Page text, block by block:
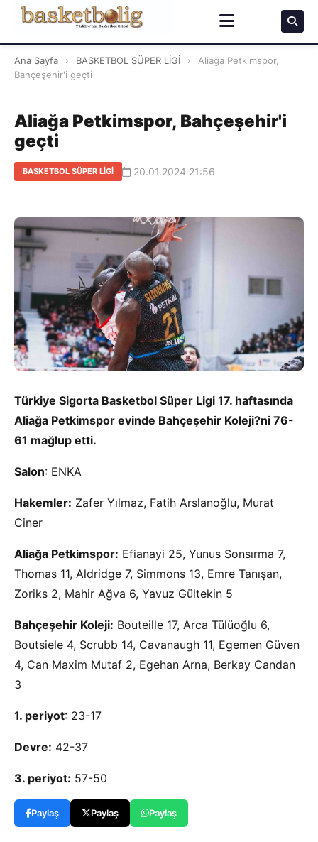
Ana Sayfa › BASKETBOL SÜPER LİGİ ›
Aliağa Petkimspor,
Bahçeşehir'i geçti
Aliağa Petkimspor, Bahçeşehir'i
geçti
BASKETBOL SÜPER LİGİ 20.01.2024 21:56
Türkiye Sigorta Basketbol Süper Ligi 17. haftasında
Aliağa Petkimspor evinde Bahçeşehir Koleji?ni 76-
61 mağlup etti.
Salon: ENKA
Hakemler: Zafer Yılmaz, Fatih Arslanoğlu, Murat
Ciner
Aliağa Petkimspor: Efianayi 25, Yunus Sonsırma 7,
Thomas 11, Aldridge 7, Simmons 13, Emre Tanışan,
Zoriks 2, Mahir Ağva 6, Yavuz Gültekin 5
Bahçeşehir Koleji: Bouteille 17, Arca Tülüoğlu 6,
Boutsiele 4, Scrubb 14, Cavanaugh 11, Egemen Güven
4, Can Maxim Mutaf 2, Egehan Arna, Berkay Candan
3
1. periyot: 23-17
Devre: 42-37
3. periyot: 57-50
Paylaş Paylaş Paylaş